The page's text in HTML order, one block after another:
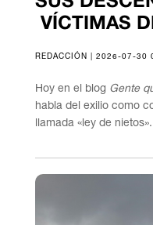
VÍCTIMAS
REDACCIÓN | 2026-07-30
Hoy en el blog Gente
habla del exilio como
llamada «ley de nietos».